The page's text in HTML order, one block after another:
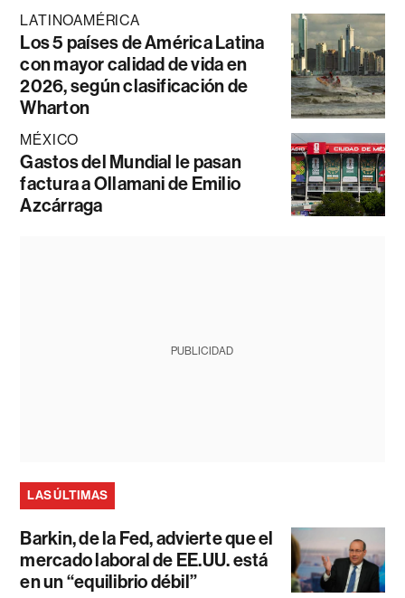
LATINOAMÉRICA
Los 5 países de América Latina
con mayor calidad de vida en
2026, según clasificación de
Wharton
MÉXICO
Gastos del Mundial le pasan
factura a Ollamani de Emilio
Azcárraga
PUBLICIDAD
LAS ÚLTIMAS
Barkin, de la Fed, advierte que el
mercado laboral de EE.UU. está
en un “equilibrio débil”